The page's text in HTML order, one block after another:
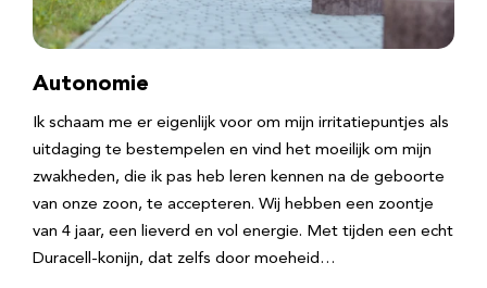
Autonomie
Ik schaam me er eigenlijk voor om mijn irritatiepuntjes als
uitdaging te bestempelen en vind het moeilijk om mijn
zwakheden, die ik pas heb leren kennen na de geboorte
van onze zoon, te accepteren. Wij hebben een zoontje
van 4 jaar, een lieverd en vol energie. Met tijden een echt
Duracell-konijn, dat zelfs door moeheid…